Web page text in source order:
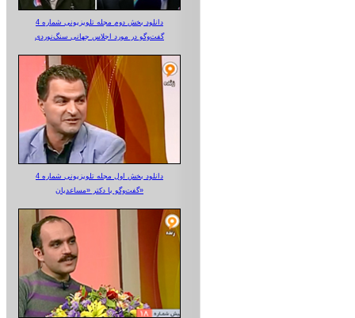
دانلود بخش دوم مجله تلویزیونی شماره 4
گفت‌وگو در مورد اجلاس جهانی سنگ‌نوردی
دانلود بخش اول مجله تلویزیونی شماره 4
گفت‌وگو با دکتر «مساعدیان»